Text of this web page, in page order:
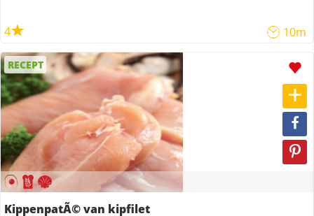
4 10m
RECEPT
KippenpatÃ© van kipfilet